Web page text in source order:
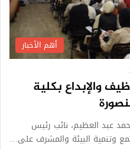
أهم الأخبار
والإبداع بكلية
عبد العظيم، نائب رئيس
وتنمية البيئة والمشرف على…